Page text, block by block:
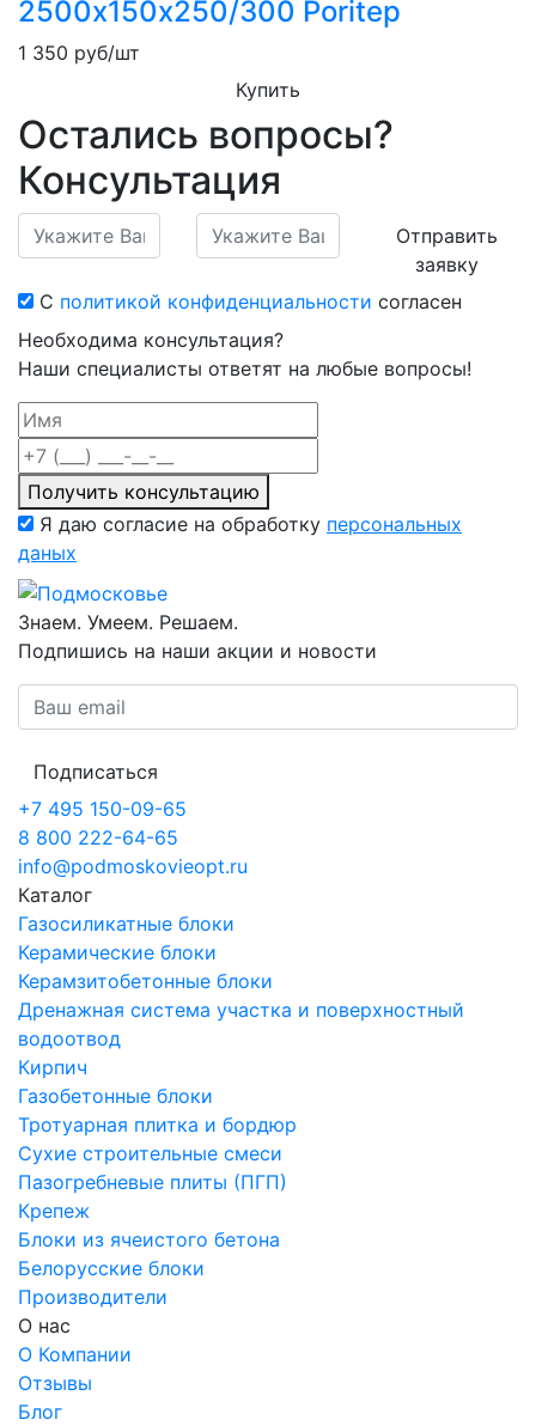
2500х150х250/300 Poritep
1 350 руб/шт
Купить
Остались вопросы?
Консультация
Отправить
заявку
С политикой конфиденциальности согласен
Необходима консультация?
Наши специалисты ответят на любые вопросы!
Получить консультацию
Я даю согласие на обработку персональных
даных
Знаем. Умеем. Решаем.
Подпишись на наши акции и новости
Подписаться
+7 495 150-09-65
8 800 222-64-65
info@podmoskovieopt.ru
Каталог
Газосиликатные блоки
Керамические блоки
Керамзитобетонные блоки
Дренажная система участка и поверхностный
водоотвод
Кирпич
Газобетонные блоки
Тротуарная плитка и бордюр
Сухие строительные смеси
Пазогребневые плиты (ПГП)
Крепеж
Блоки из ячеистого бетона
Белорусские блоки
Производители
О нас
О Компании
Отзывы
Блог